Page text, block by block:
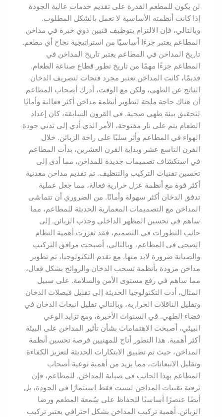
لن يكون للمطعم القدرة على تقديم خدمات عالية الجودة
إذا كانت أنظمته الأساسية لا تعمل بالشكل المطلوب.
وبالتالي، فإن الالتزام بتوظيف فنيين ذوي خبرة في مداخن
المطاعم يعتبر جزءًا أساسيًا من استراتيجية نجاح أي مطعم.
تاريخ المداخن في المطاعم يعتبر تاريخ المداخن في
المطاعم جزءًا مهمًا من تاريخ تطور قطاع صناعة الطعام.
قديمًا، كانت المداخن تعتبر مجرد فتحات لتصريف الدخان
الناتج عن الطهي، ولكن مع الوقت، أدرك أصحاب المطاعم
أن هناك حاجة ملحة لتطوير أنظمة مداخن أكثر فعالية وأمانًا
لتحقيق بيئة طهي صحية. في القرون السابقة، كان إعداد
الطعام يتم على نار مفتوحة، الأمر الذي أدي إلى تدني جودة
الهواء في المطاعم وأثر سلبًا على راحة الزبائن. خلال
القرن التاسع عشر وبداية القرن العشرين، بدأت المطاعم
في استكشاف تصميمات جديدة للمداخن، مما أدى إلى
تحسين تقنيات التركيب والتنظيف. تم تقديم مداخن معدنية
أكثر قوة مع أنظمة عزل حرارية فعالة، مما جعل عملية
تدفق الدخان أكثر سهولة وأمانًا. من الضروري أن تتماشى
المداخن مع التصميمات المعمارية الحديثة للمطاعم، مما
ساهم في تحسين المظهر الداخلي وجذب الزبائن. إلى
جانب التطورات في التصميم، فقد تعززت أهمية النظام
الصحي في المطاعم، وبالتالي، أصبحت مرافق التركيب
والصيانة ضرورة لابد منها. مع تقدم التكنولوجيا، تم تطوير
مداخن مزودة بأنظمة تسحب الدخان والروائح بشكل فعال،
مما ساهم في رفع مستوى الأمن والسلامة. على سبيل
المثال، أدت التكنولوجيا الحديثة إلى تقليل فيصلات الدخان
وتقليل الناقلات الحرارية، وبالتالي تقليل انبعاث الدخان في
فضاء الطهي. في السنوات الأخيرة، ومع تزايد الوعي
البيئي، أصبحت الاهتمامات بشأن تأثير المداخن على البيئة
أكثر أهمية. هذا التطور أتاح للمهنيين فرصة تحسين أنظمة
المداخن، حيث تم تطبيق الابتكارات الحديثة لتعزيز الكفاءة
وتقليل الانبعاثات، مما يزيد من أهمية توعية أصحاب
المطاعم بهذا الجانب في صيانة المداخن. للمطاعم، فإن
ترقية تقنيات المداخن ليست فقط استثمارًا في الجودة، بل
أيضًا عنصرًا أساسيًا للحفاظ على سُمعة المطعم ورضا
الزبائن. أهمية تركيب المداخن بشكل احترافي يعتبر تركيب